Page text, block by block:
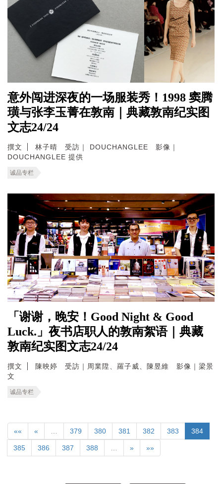
意外闯进深夜的一场服装秀！1998 窦腾
璜与张李玉菁在敦南｜典藏敦南纪实图
文志24/24
撰文
林子晴 受訪｜ DOUCHANGLEE 影像｜
DOUCHANGLEE 提供
诚品专栏
「谢谢，晚安！Good Night & Good
Luck.」夜书店职人的敦南絮语｜典藏
敦南纪实图文志24/24
撰文
陳映婷 受訪｜周業陞、羅子威、陳昱維 影像｜梁景
文
诚品专栏
«« « 379 380 381 382 383 384
385 386 387 388 » »»